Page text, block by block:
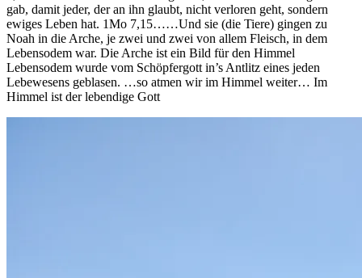
gab, damit jeder, der an ihn glaubt, nicht verloren geht, sondern
ewiges Leben hat. 1Mo 7,15……Und sie (die Tiere) gingen zu
Noah in die Arche, je zwei und zwei von allem Fleisch, in dem
Lebensodem war. Die Arche ist ein Bild für den Himmel
Lebensodem wurde vom Schöpfergott in’s Antlitz eines jeden
Lebewesens geblasen. …so atmen wir im Himmel weiter… Im
Himmel ist der lebendige Gott